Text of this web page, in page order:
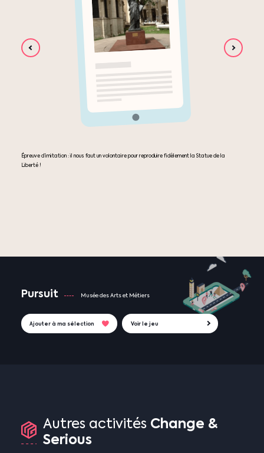
Épreuve d’imitation : il nous faut un volontaire pour reproduire fidèlement la Statue de la
Liberté !
Pursuit Musée des Arts et Métiers
Ajouter à ma sélection Voir le jeu
Autres activités Change &
Serious